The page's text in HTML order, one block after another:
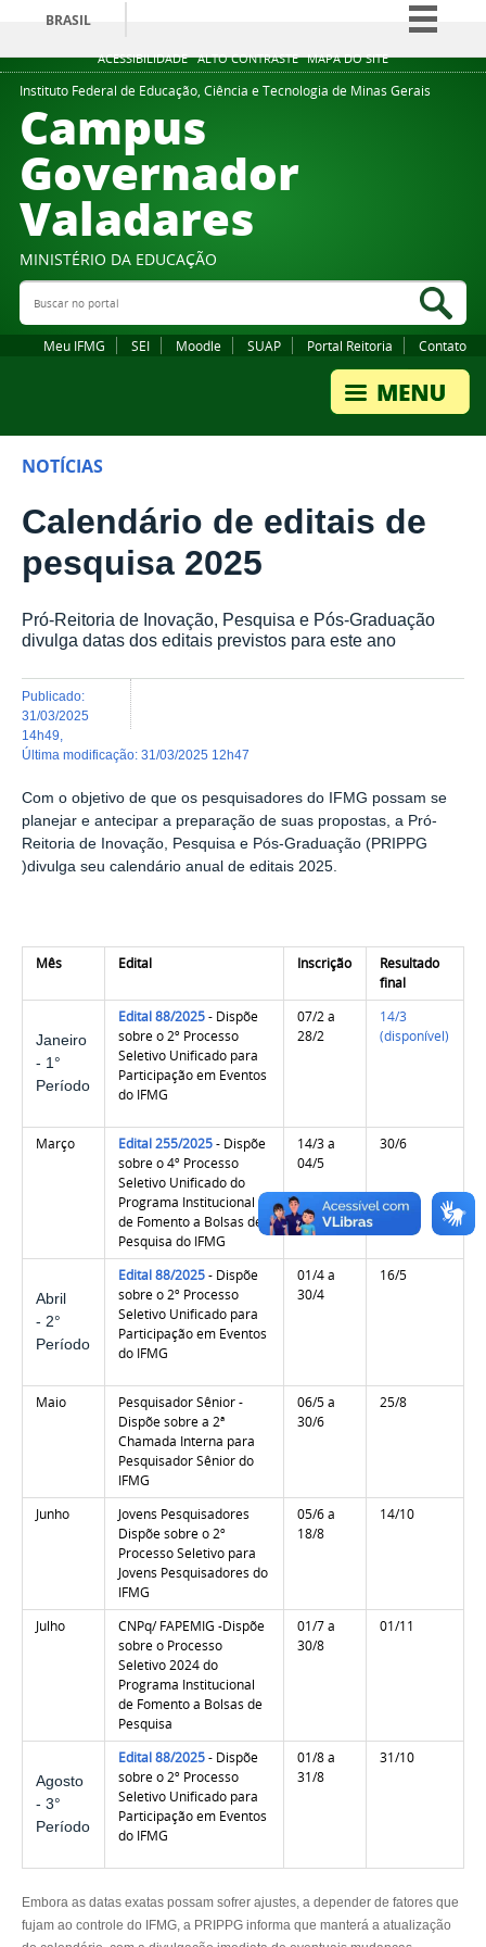
ACESSIBILIDADE ALTO CONTRASTE MAPA DO SITE
BRASIL
Simplifique!
Comunica BR
Instituto Federal de Educação, Ciência e Tecnologia de Minas Gerais
Campus
Governador
Valadares
MINISTÉRIO DA EDUCAÇÃO
Buscar no portal
Meu IFMG SEI Moodle SUAP Portal Reitoria Contato
NOTÍCIAS
Calendário de editais de
pesquisa 2025
Pró-Reitoria de Inovação, Pesquisa e Pós-Graduação
divulga datas dos editais previstos para este ano
publicado:
31/03/2025
14h49
última modificação: 31/03/2025 12h47
Com o objetivo de que os pesquisadores do IFMG possam se
planejar e antecipar a preparação de suas propostas, a Pró-
Reitoria de Inovação, Pesquisa e Pós-Graduação (PRIPPG
)divulga seu calendário anual de editais 2025.
Mês Edital Inscrição
Resultado
final
Janeiro
- 1°
Período
Edital 88/2025- Dispõe
sobre o 2º Processo
Seletivo Unificado para
Participação em Eventos
do IFMG
07/2 a
28/2
14/3
(disponível)
Março Edital 255/2025 - Dispõe
sobre o 4º Processo
Seletivo Unificado do
Programa Institucional
de Fomento a Bolsas de
Pesquisa do IFMG
14/3 a
04/5
30/6
Abril
- 2°
Período
Edital 88/2025- Dispõe
sobre o 2º Processo
Seletivo Unificado para
Participação em Eventos
do IFMG
01/4 a
30/4
16/5
Maio
Pesquisador Sênior -
Dispõe sobre a 2ª
Chamada Interna para
Pesquisador Sênior do
IFMG
06/5 a
30/6
25/8
Junho
Jovens Pesquisadores
Dispõe sobre o 2º
Processo Seletivo para
Jovens Pesquisadores do
IFMG
05/6 a
18/8
14/10
Julho
CNPq/ FAPEMIG -Dispõe
sobre o Processo
Seletivo 2024 do
Programa Institucional
de Fomento a Bolsas de
Pesquisa
01/7 a
30/8
01/11
Agosto
- 3°
Período
Edital 88/2025- Dispõe
sobre o 2º Processo
Seletivo Unificado para
Participação em Eventos
do IFMG
01/8 a
31/8
31/10
Embora as datas exatas possam sofrer ajustes, a depender de fatores que
fujam ao controle do IFMG, a PRIPPG informa que manterá a atualização